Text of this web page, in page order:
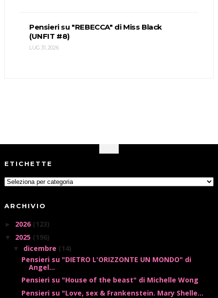
Pensieri su "REBECCA" di Miss Black
(UNFIT #8)
LUG 31, 2026
ETICHETTE
ARCHIVIO
► 2026 (123)
▼ 2025 (196)
▼ dicembre (14)
Pensieri su "DIETRO L'ORIZZONTE UN MONDO" di
Angel...
Pensieri su "House of the beast" di Michelle Wong
Pensieri su "Love, sex & Frankenstein. Mary Shelle...